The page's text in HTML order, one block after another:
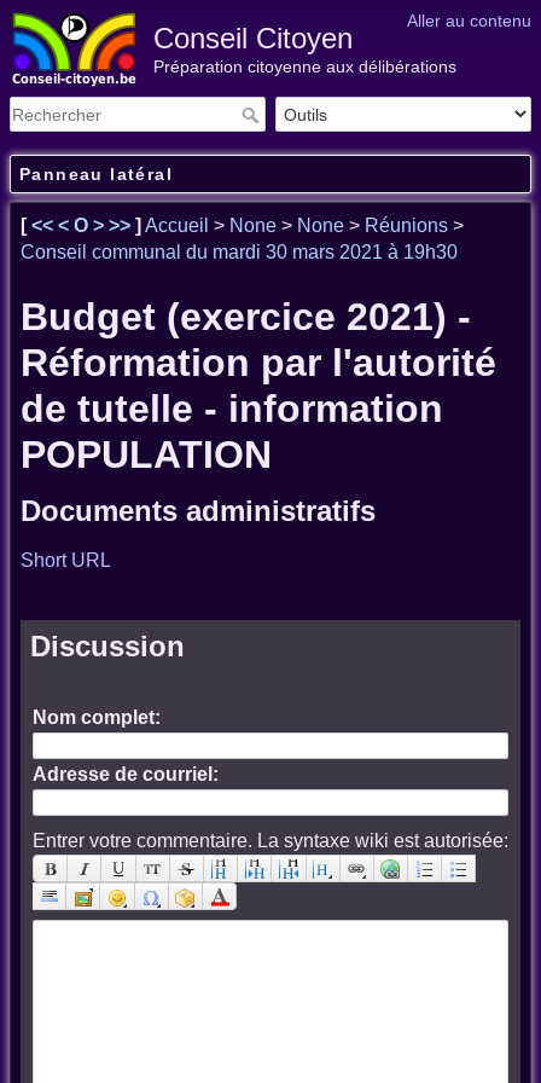
Aller au contenu
Conseil Citoyen
Préparation citoyenne aux délibérations
Panneau latéral
[<< < O > >> ] Accueil > None > None > Réunions >
Conseil communal du mardi 30 mars 2021 à 19h30
Budget (exercice 2021) -
Réformation par l'autorité
de tutelle - information
POPULATION
Documents administratifs
Short URL
Discussion
Nom complet:
Adresse de courriel:
Entrer votre commentaire. La syntaxe wiki est autorisée: